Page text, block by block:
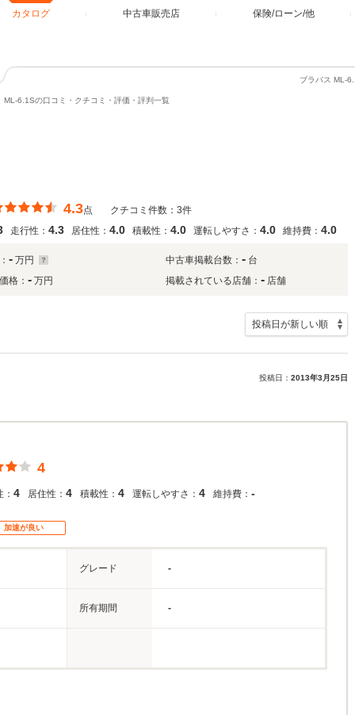
カタログ 中古車販売店 保険/ローン/他
ブラバス ML-
ML-6.1Sの口コミ・クチコミ・評価・評判一覧
4.3点 クチコミ件数：3件
走行性： 4.3 居住性： 4.0 積載性： 4.0 運転しやすさ： 4.0 維持費： 4.0
- 万円 中古車掲載台数： - 台
格： - 万円 掲載されている店舗： - 店舗
投稿日： 2013年3月25日
4
4 居住性： 4 積載性： 4 運転しやすさ： 4 維持費： -
加速が良い
グレード -
所有期間 -